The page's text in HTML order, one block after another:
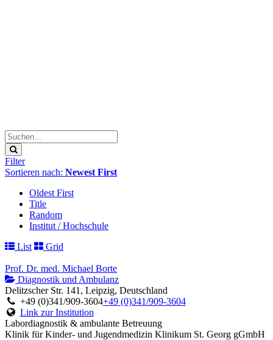
Filter
Sortieren nach: Newest First
Oldest First
Title
Random
Institut / Hochschule
List
Grid
Prof. Dr. med. Michael Borte
Diagnostik und Ambulanz
Delitzscher Str. 141, Leipzig, Deutschland
+49 (0)341/909-3604+49 (0)341/909-3604
Link zur Institution
Labordiagnostik & ambulante Betreuung
Klinik für Kinder- und Jugendmedizin Klinikum St. Georg gGmbH